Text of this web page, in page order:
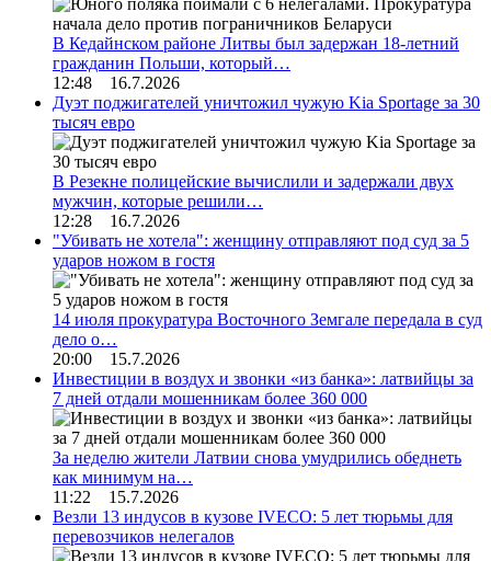
В Кедайнском районе Литвы был задержан 18-летний
гражданин Польши, который…
12:48 16.7.2026
Дуэт поджигателей уничтожил чужую Kia Sportage за 30
тысяч евро
В Резекне полицейские вычислили и задержали двух
мужчин, которые решили…
12:28 16.7.2026
"Убивать не хотела": женщину отправляют под суд за 5
ударов ножом в гостя
14 июля прокуратура Восточного Земгале передала в суд
дело о…
20:00 15.7.2026
Инвестиции в воздух и звонки «из банка»: латвийцы за
7 дней отдали мошенникам более 360 000
За неделю жители Латвии снова умудрились обеднеть
как минимум на…
11:22 15.7.2026
Везли 13 индусов в кузове IVECO: 5 лет тюрьмы для
перевозчиков нелегалов